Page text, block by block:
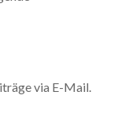
via E-Mail.